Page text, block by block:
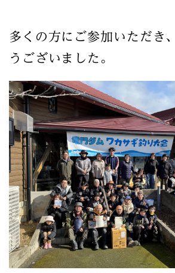
多くの方にご参加いただき
うございました。